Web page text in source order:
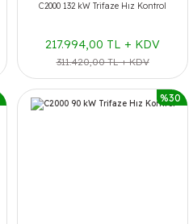
C2000 132 kW Trifaze Hız Kontrol
217.994,00 TL + KDV
311.420,00 TL + KDV
%30